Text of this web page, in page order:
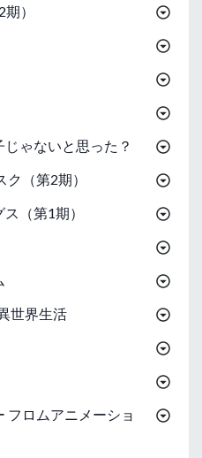
）
ゃないと思った？
（第2期）
（第1期）
世界生活
フロムアニメーショ